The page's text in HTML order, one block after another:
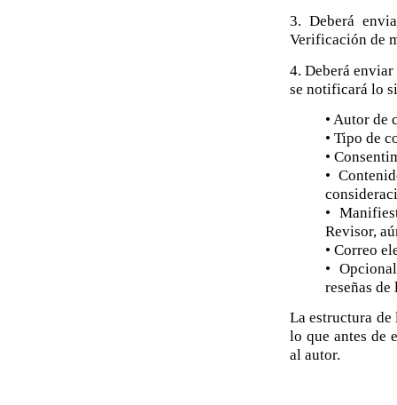
3. Deberá
Verificación de
4. Deberá
se notificará lo
• Autor de
• Tipo de
•
•
•
Revisor,
• Correo
•
reseñas
La estructura de
lo que antes de
al autor.